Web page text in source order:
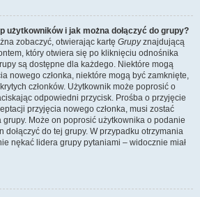
użytkowników i jak można dołączyć do grupy?
zobaczyć, otwierając kartę Grupyznajdującą
który otwiera się po kliknięciu odnośnika
są dostępne dla każdego. Niektóre mogą
nowego członka, niektóre mogą być zamknięte,
członków. Użytkownik może poprosić o
odpowiedni przycisk. Prośba o przyjęcie
przyjęcia nowego członka, musi zostać
Może on poprosić użytkownika o podanie
dołączyć do tej grupy. W przypadku otrzymania
nękać lidera grupy pytaniami – widocznie miał